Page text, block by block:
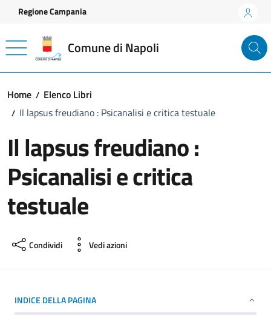
Vai ai contenuti
Vai al footer
Regione Campania
Comune di Napoli
Home
Elenco Libri
Il lapsus freudiano : Psicanalisi e critica testuale
Il lapsus freudiano :
Psicanalisi e critica
testuale
Condividi Vedi azioni
INDICE DELLA PAGINA